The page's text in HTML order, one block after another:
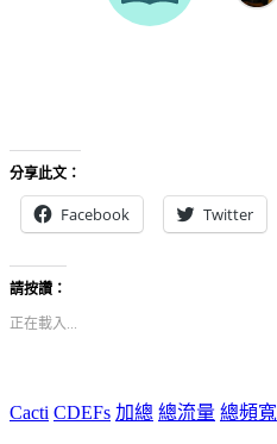
分享此文：
Facebook Twitter
請按讚：
正在載入...
Cacti CDEFs 加總 總流量 總頻寬